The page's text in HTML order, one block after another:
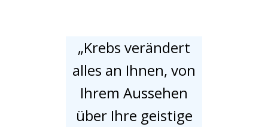
„Krebs verändert
alles an Ihnen, von
Ihrem Aussehen
über Ihre geistige